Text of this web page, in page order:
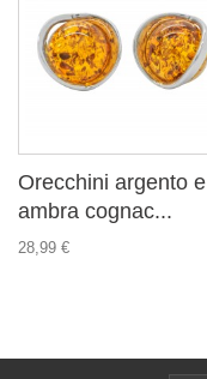
Orecchini argento e
ambra cognac...
28,99 €